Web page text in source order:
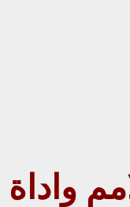
واداة